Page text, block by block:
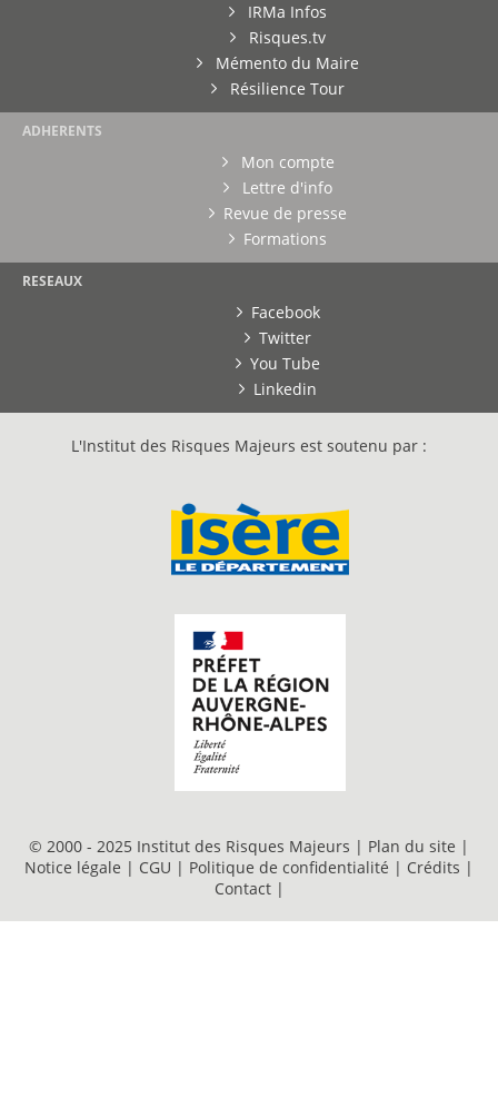
IRMa Infos
Risques.tv
Mémento du Maire
Résilience Tour
ADHERENTS
Mon compte
Lettre d'info
Revue de presse
Formations
RESEAUX
Facebook
Twitter
You Tube
Linkedin
L'Institut des Risques Majeurs est soutenu par :
© 2000 - 2025 Institut des Risques Majeurs | Plan du site |
Notice légale | CGU | Politique de confidentialité | Crédits |
Contact |